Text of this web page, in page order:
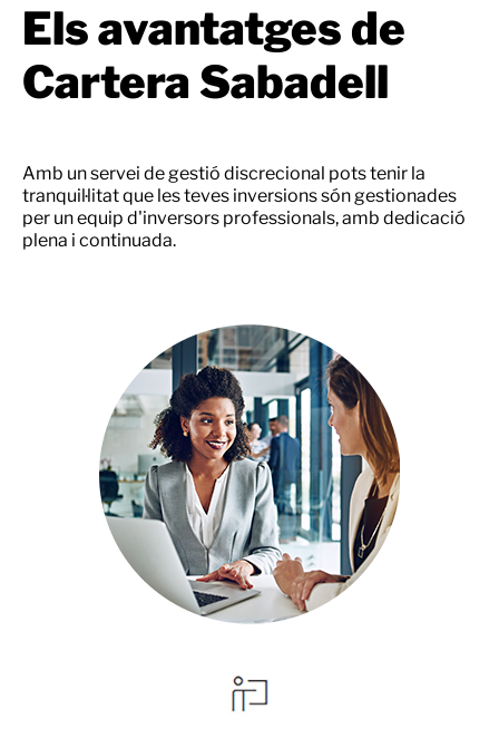
Els avantatges de
Cartera Sabadell
Amb un servei de gestió discrecional pots tenir la
tranquil·litat que les teves inversions són gestionades
per un equip d'inversors professionals, amb dedicació
plena i continuada.